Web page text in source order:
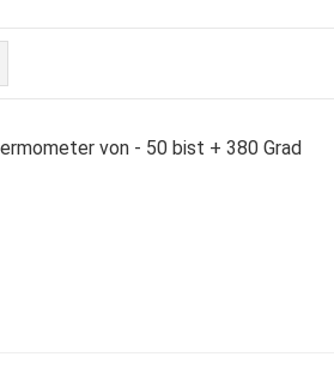
von - 50 bist + 380 Grad